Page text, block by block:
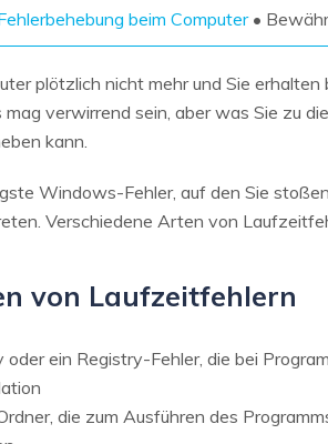
Alle
ZIP-
Email-
beim Computer•
plötzlich nicht mehr und Sie
verwirrend sein, aber was Sie zu
kann.
Windows-Fehler, auf den Sie
Verschiedene Arten von
von Laufzeitfehlern
oder ein Registry-Fehler, die bei
die zum Ausführen des